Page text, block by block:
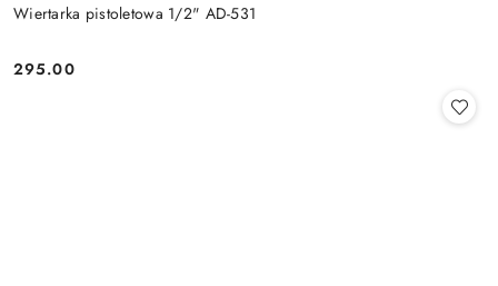
Wiertarka pistoletowa 1/2" AD-531
Cena:
295.00